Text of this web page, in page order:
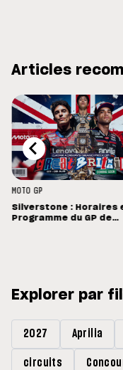
Articles
MOTO GP
Silverstone : Horaires
Programme du GP de
Explorer par
2027 Aprilia
circuits